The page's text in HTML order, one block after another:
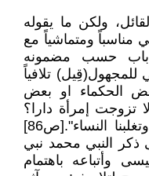
ولكن ما يقوله
مناسباً ومتماشياً مع
باب حسب مضمونه
تلافياً
الحكماء او بعض
تزوجت إمرأة دارا؟
فقال :قبيح بنا أن نغلب الرجال وتغلبنا النساء".[ص86]
ذكر النبي محمد نبي
وأتباعه باهتمام